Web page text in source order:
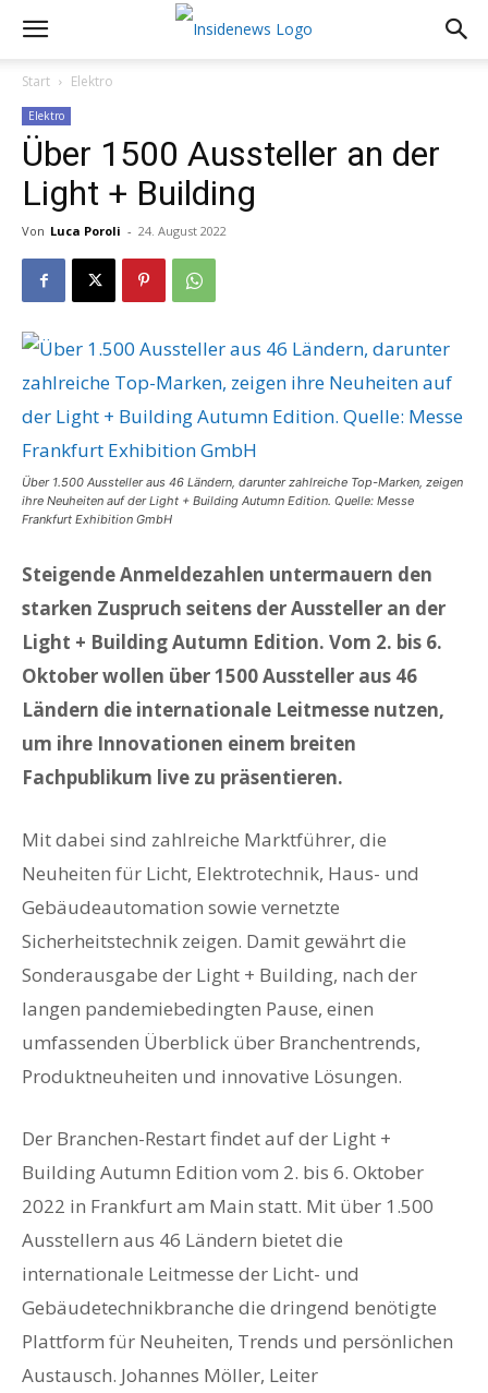
Start Elektro
Elektro
Über 1500 Aussteller an der
Light + Building
Von Luca Poroli - 24. August 2022
Über 1.500 Aussteller aus 46 Ländern, darunter zahlreiche Top-Marken, zeigen
ihre Neuheiten auf der Light + Building Autumn Edition. Quelle: Messe
Frankfurt Exhibition GmbH
Steigende Anmeldezahlen untermauern den
starken Zuspruch seitens der Aussteller an der
Light + Building Autumn Edition. Vom 2. bis 6.
Oktober wollen über 1500 Aussteller aus 46
Ländern die internationale Leitmesse nutzen,
um ihre Innovationen einem breiten
Fachpublikum live zu präsentieren.
Mit dabei sind zahlreiche Marktführer, die
Neuheiten für Licht, Elektrotechnik, Haus- und
Gebäudeautomation sowie vernetzte
Sicherheitstechnik zeigen. Damit gewährt die
Sonderausgabe der Light + Building, nach der
langen pandemiebedingten Pause, einen
umfassenden Überblick über Branchentrends,
Produktneuheiten und innovative Lösungen.
Der Branchen-Restart findet auf der Light +
Building Autumn Edition vom 2. bis 6. Oktober
2022 in Frankfurt am Main statt. Mit über 1.500
Ausstellern aus 46 Ländern bietet die
internationale Leitmesse der Licht- und
Gebäudetechnikbranche die dringend benötigte
Plattform für Neuheiten, Trends und persönlichen
Austausch. Johannes Möller, Leiter